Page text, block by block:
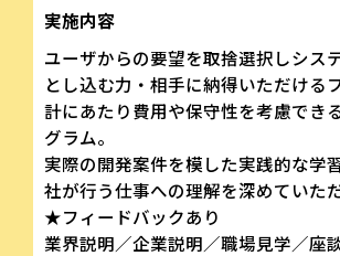
実施内容
ユーザからの要望を取捨選択しシス
とし込む力・相手に納得いただける
計にあたり費用や保守性を考慮でき
グラム。
実際の開発案件を模した実践的な学
社が行う仕事への理解を深めていただ
★フィードバックあり
業界説明／企業説明／職場見学／座